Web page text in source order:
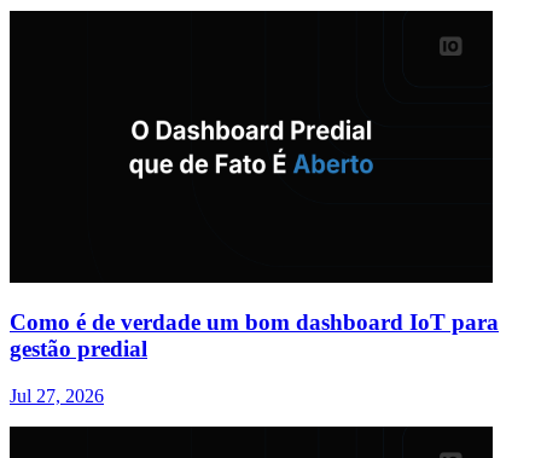
Como é de verdade um bom dashboard IoT para
gestão predial
Jul 27, 2026